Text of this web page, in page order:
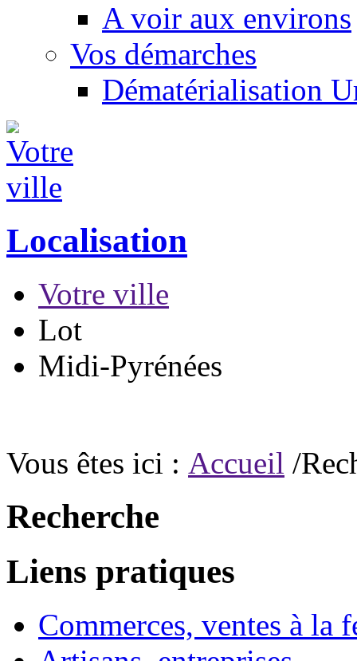
A voir aux environs
Vos démarches
Dématérialisation
Localisation
Votre ville
Lot
Midi-Pyrénées
Vous êtes ici : Accueil /
Recherche
Liens pratiques
Commerces, ventes à la